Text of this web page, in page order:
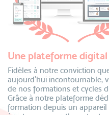
Une plateforme
Fidèles à notre conviction
aujourd’hui incontournable,
de nos formations et cycles
Grâce à notre plateforme
formation depuis un